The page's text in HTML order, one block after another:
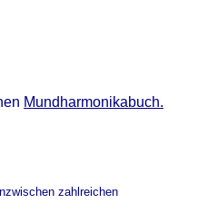
Mundharmonikabuch.
zahlreichen